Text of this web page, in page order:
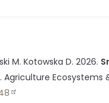
M. Kotowska D. 2026.
. Agriculture Ecosystems